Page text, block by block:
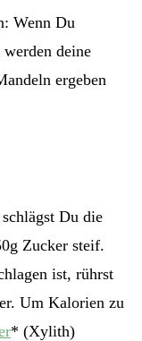
Wenn Du
deine
ergeben
Du die
Zucker steif.
ist, rührst
Um Kalorien zu
* (Xylith)